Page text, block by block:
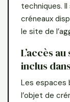
techniques.
créneaux
le site de
L’accès
inclus
Les espaces
l’objet de